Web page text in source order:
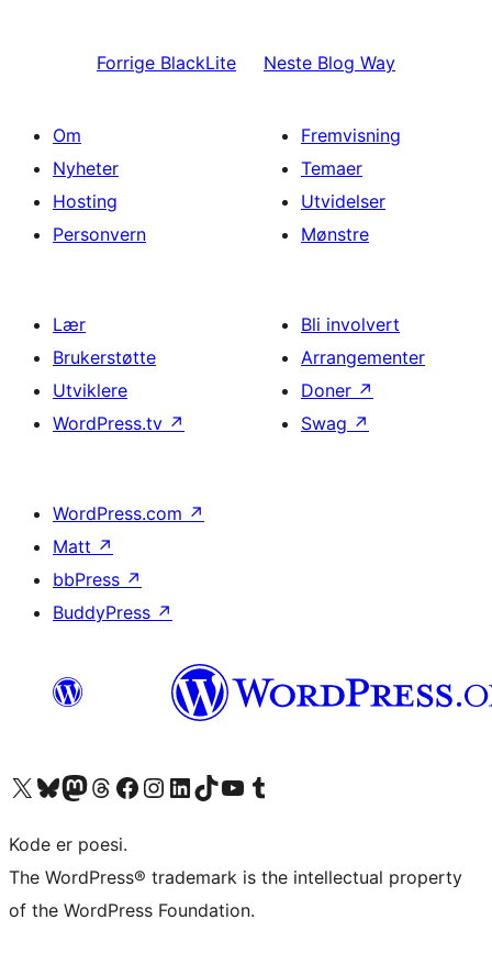
Forrige BlackLite Neste Blog Way
Om
Nyheter
Hosting
Personvern
Fremvisning
Temaer
Utvidelser
Mønstre
Lær
Brukerstøtte
Utviklere
WordPress.tv ↗
Bli involvert
Arrangementer
Doner ↗
Swag ↗
WordPress.com ↗
Matt ↗
bbPress ↗
BuddyPress ↗
Besøk vår konto på X Visit our Bluesky account
Besøk vår Mastodon-konto
Visit our Threads account
Besøk vår Facebook-sideBesøk vår Instagram-konto
Besøk vår LinkedIn-konto
Visit our TikTok account
Visit our YouTube channel
Visit our Tumblr account
Kode er poesi.
The WordPress® trademark is the intellectual property
of the WordPress Foundation.